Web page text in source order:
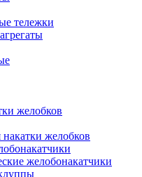
тележки
желобков
желобков
желобонакатчики